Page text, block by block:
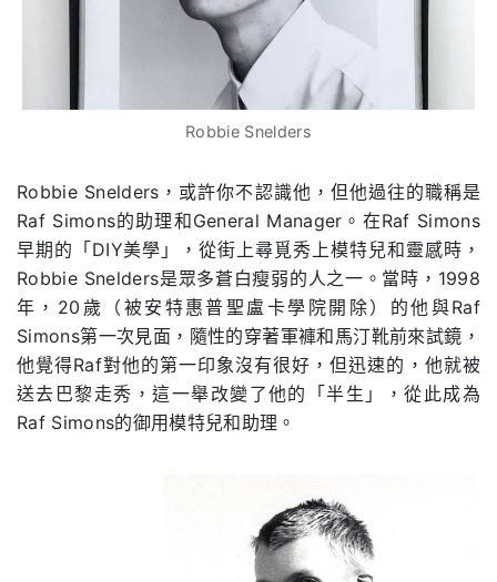
Robbie Snelders
Robbie Snelders，或許你不認識他，但他過往的職稱是
Raf Simons的助理和General Manager。在Raf Simons
早期的「DIY美學」，從街上尋覓秀上模特兒和靈感時，
Robbie Snelders是眾多蒼白瘦弱的人之一。當時，1998
年，20歲（被安特惠普聖盧卡學院開除）的他與Raf
Simons第一次見面，隨性的穿著軍褲和馬汀靴前來試鏡，
他覺得Raf對他的第一印象沒有很好，但迅速的，他就被
送去巴黎走秀，這一舉改變了他的「半生」，從此成為
Raf Simons的御用模特兒和助理。